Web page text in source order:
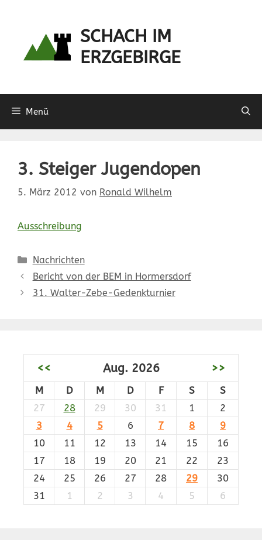
SCHACH IM
ERZGEBIRGE
Menü
3. Steiger Jugendopen
5. März 2012 von Ronald Wilhelm
Ausschreibung
Kategorien
Nachrichten
Bericht von der BEM in Hormersdorf
31. Walter-Zebe-Gedenkturnier
<< Aug. 2026 >>
M D M D F S
S
27
28 29 30 31 1
2
3
4 5 6 7 8
9
10
11 12 13 14 15
16
17
18 19 20 21 22
23
24
25 26 27 28 29
30
31
1 2 3 4 5 6